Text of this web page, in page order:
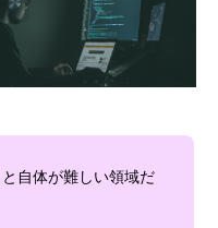
自体が難しい領域だ